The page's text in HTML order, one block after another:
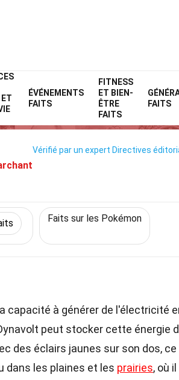
ET
ÉVÉNEMENTS
FAITS
FITNESS
ET BIEN-
ÊTRE
FAITS
FAITS
PokémonFaits
Dynavolt
Vérifié par un expert Directives
Faits sur les Pokémon
capacité à générer de l'électricité
peut stocker cette énergie
des éclairs jaunes sur son dos, ce
dans les plaines et les prairies, où il